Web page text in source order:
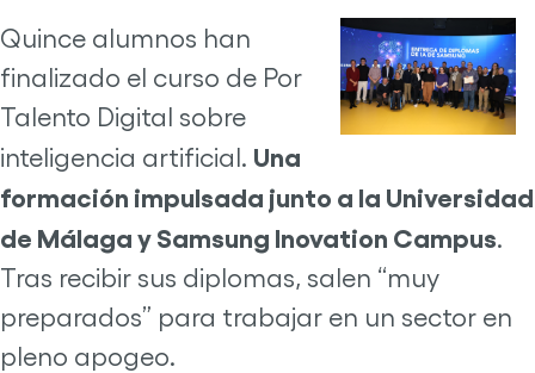
Quince alumnos han
finalizado el curso de Por
Talento Digital sobre
inteligencia artificial. Una
formación impulsada junto a la Universidad
de Málaga y Samsung Inovation Campus.
Tras recibir sus diplomas, salen “muy
preparados” para trabajar en un sector en
pleno apogeo.